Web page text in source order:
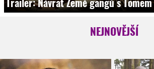
NEJNOVĚJŠÍ